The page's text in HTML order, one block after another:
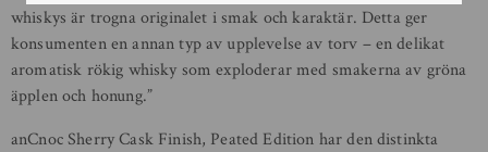
whiskys är trogna originalet i smak och karaktär. Detta ger
konsumenten en annan typ av upplevelse av torv – en delikat
aromatisk rökig whisky som exploderar med smakerna av gröna
äpplen och honung.”
anCnoc Sherry Cask Finish, Peated Edition har den distinkta